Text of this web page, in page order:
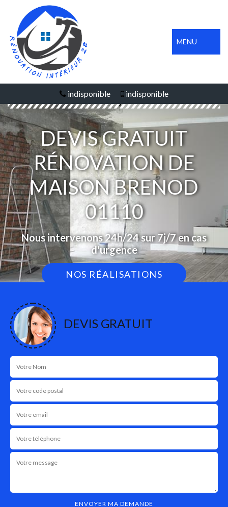
MENU
indisponible indisponible
DEVIS GRATUIT
RÉNOVATION DE
MAISON BRENOD
01110
Nous intervenons 24h/24 sur 7j/7 en cas
d'urgence
NOS RÉALISATIONS
DEVIS GRATUIT